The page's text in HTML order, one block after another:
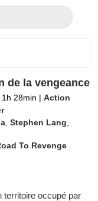
de la vengeance
1h 28min | Action
,Stephen Lang
To Revenge
territoire occupé par